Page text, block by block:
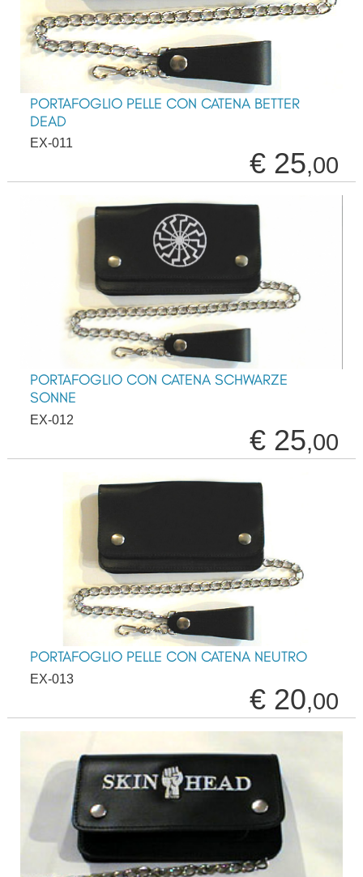
PORTAFOGLIO PELLE CON CATENA BETTER
DEAD
EX-011
€ 25,00
PORTAFOGLIO CON CATENA SCHWARZE
SONNE
EX-012
€ 25,00
PORTAFOGLIO PELLE CON CATENA NEUTRO
EX-013
€ 20,00